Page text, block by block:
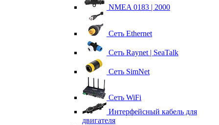
NMEA 0183 | 2000
Сеть Ethernet
Сеть Raynet | SeaTalk
Сеть SimNet
Сеть WiFi
Интерфейсный кабель для
двигателя